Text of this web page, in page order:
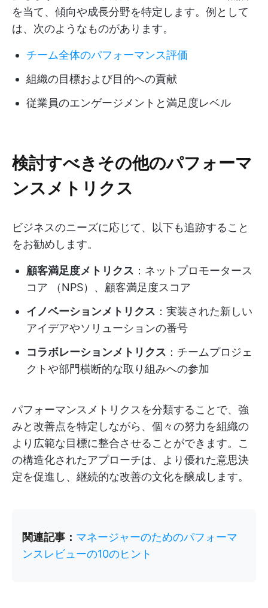
を当て、傾向や成長分野を特定します。例として
は、次のようなものがあります。
チーム全体のパフォーマンス評価
組織の目標および目的への貢献
従業員のエンゲージメントと満足度レベル
検討すべきその他のパフォーマ
ンスメトリクス
ビジネスのニーズに応じて、以下も追跡すること
をお勧めします。
顧客満足度メトリクス ：ネットプロモータース
コア （NPS）、顧客満足度スコア
イノベーションメトリクス ：実装された新しい
アイデアやソリューションの番号
コラボレーションメトリクス ：チームプロジェ
クトや部門横断的な取り組みへの参加
パフォーマンスメトリクスを分類することで、強
みと改善点を特定しながら、個々の努力を組織の
より広範な目標に整合させることができます。こ
の構造化されたアプローチは、より優れた意思決
定を促進し、継続的な改善の文化を醸成します。
関連記事： マネージャーのためのパフォーマ
ンスレビューの10のヒント